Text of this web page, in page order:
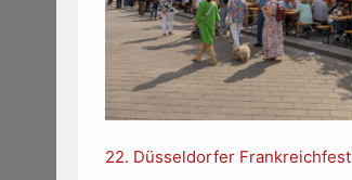
22. Düsseldorfer Frankreichfest